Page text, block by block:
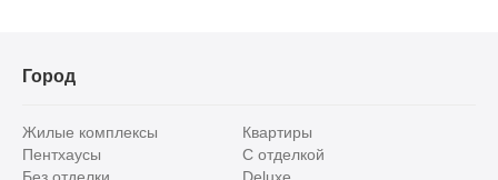
Город
Жилые комплексы
Квартиры
Пентхаусы
С отделкой